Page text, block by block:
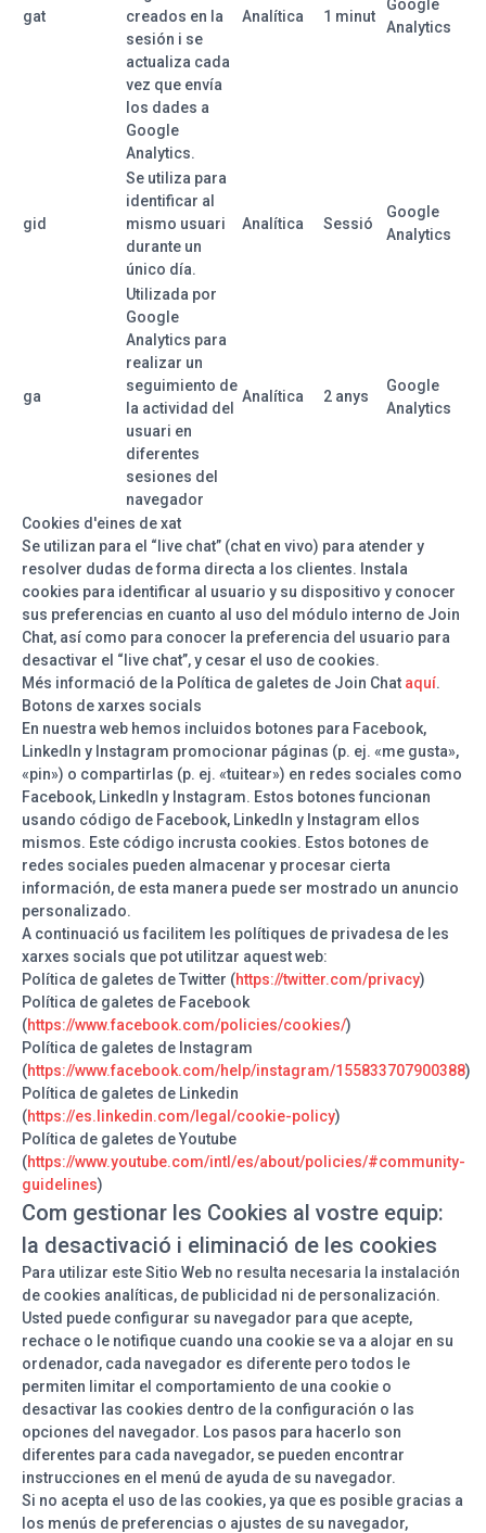
gat
creados en la
sesión i se
actualiza cada
vez que envía
los dades a
Google
Analytics.
Analítica 1 minut
Google
Analytics
gid
Se utiliza para
identificar al
mismo usuari
durante un
único día.
Analítica Sessió
Google
Analytics
ga
Utilizada por
Google
Analytics para
realizar un
seguimiento de
la actividad del
usuari en
diferentes
sesiones del
navegador
Analítica 2 anys
Google
Analytics
Cookies d'eines de xat
Se utilizan para el “live chat” (chat en vivo) para atender y
resolver dudas de forma directa a los clientes. Instala
cookies para identificar al usuario y su dispositivo y conocer
sus preferencias en cuanto al uso del módulo interno de Join
Chat, así como para conocer la preferencia del usuario para
desactivar el “live chat”, y cesar el uso de cookies.
Més informació de la Política de galetes de Join Chat aquí.
Botons de xarxes socials
En nuestra web hemos incluidos botones para Facebook,
LinkedIn y Instagram promocionar páginas (p. ej. «me gusta»,
«pin») o compartirlas (p. ej. «tuitear») en redes sociales como
Facebook, LinkedIn y Instagram. Estos botones funcionan
usando código de Facebook, LinkedIn y Instagram ellos
mismos. Este código incrusta cookies. Estos botones de
redes sociales pueden almacenar y procesar cierta
información, de esta manera puede ser mostrado un anuncio
personalizado.
A continuació us facilitem les polítiques de privadesa de les
xarxes socials que pot utilitzar aquest web:
Política de galetes de Twitter (https://twitter.com/privacy)
Política de galetes de Facebook
(https://www.facebook.com/policies/cookies/)
Política de galetes de Instagram
(https://www.facebook.com/help/instagram/155833707900388)
Política de galetes de Linkedin
(https://es.linkedin.com/legal/cookie-policy)
Política de galetes de Youtube
(https://www.youtube.com/intl/es/about/policies/#community-
guidelines)
Com gestionar les Cookies al vostre equip:
la desactivació i eliminació de les cookies
Para utilizar este Sitio Web no resulta necesaria la instalación
de cookies analíticas, de publicidad ni de personalización.
Usted puede configurar su navegador para que acepte,
rechace o le notifique cuando una cookie se va a alojar en su
ordenador, cada navegador es diferente pero todos le
permiten limitar el comportamiento de una cookie o
desactivar las cookies dentro de la configuración o las
opciones del navegador. Los pasos para hacerlo son
diferentes para cada navegador, se pueden encontrar
instrucciones en el menú de ayuda de su navegador.
Si no acepta el uso de las cookies, ya que es posible gracias a
los menús de preferencias o ajustes de su navegador,